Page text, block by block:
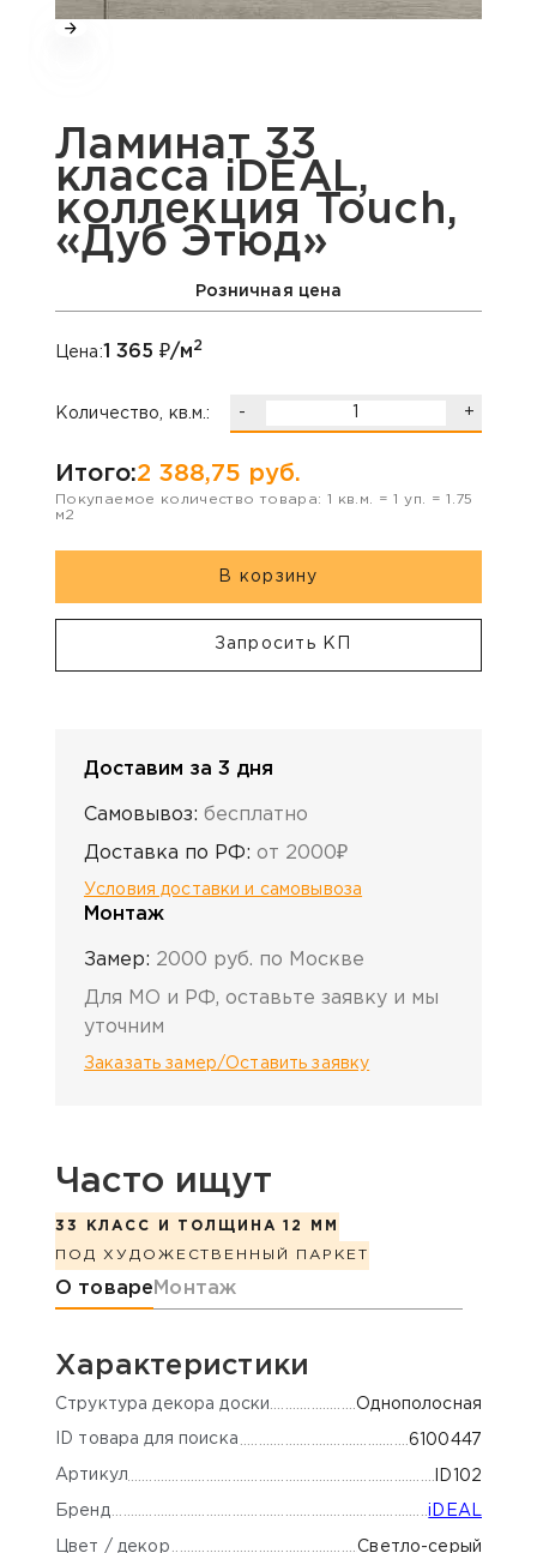
Ламинат 33
класса iDEAL,
коллекция Touch,
«Дуб Этюд»
Розничная цена
Цена:1 365 ₽/м2
Количество, кв.м.: - +
Итого:2 388,75 руб.
Покупаемое количество товара: 1 кв.м. =1 уп. =1.75
м2
В корзину
Запросить КП
Доставим за 3 дня
Самовывоз: бесплатно
Доставка по РФ: от 2000₽
Условия доставки и самовывоза
Монтаж
Замер: 2000 руб. по Москве
Для МО и РФ, оставьте заявку и мы
уточним
Заказать замер/Оставить заявку
Часто ищут
33 КЛАСС И ТОЛЩИНА 12 ММ
ПОД ХУДОЖЕСТВЕННЫЙ ПАРКЕТ
Информация о товаре
О товаре Монтаж
Характеристики
Cтруктура декора доски Однополосная
ID товара для поиска 6100447
Артикул ID102
Бренд iDEAL
Цвет / декор Светло-серый